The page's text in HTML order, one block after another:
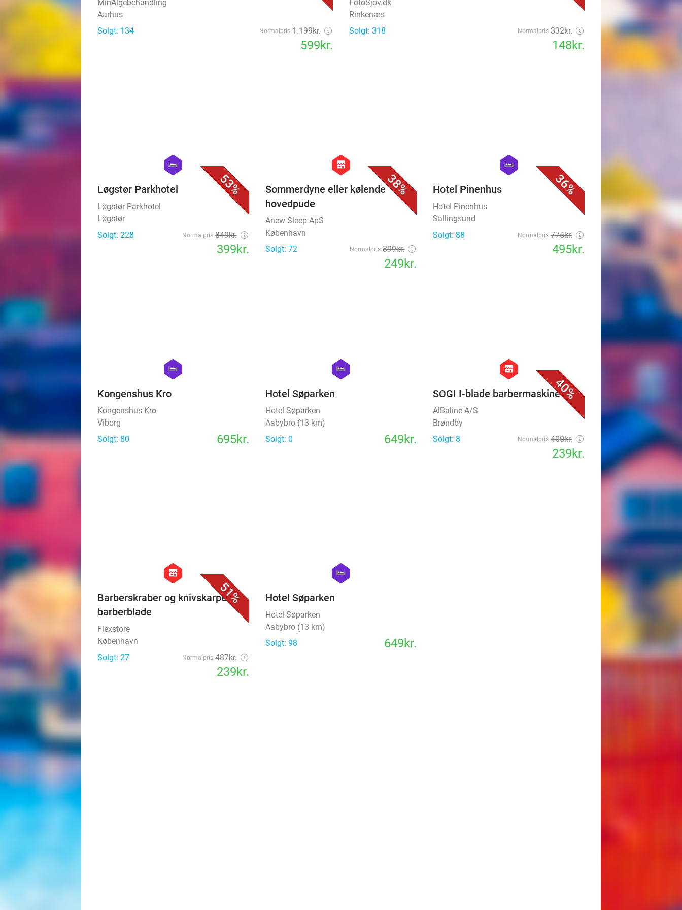
MinAlgebehandling
Aarhus
Solgt: 134
Normalpris 1.199kr.
599kr.
FotoSjov.dk
Rinkenæs
Solgt: 318
Normalpris 332kr.
148kr.
53%
hexagon
hotel
Løgstør Parkhotel
Løgstør Parkhotel
Løgstør
Solgt: 228
Normalpris 849kr.
399kr.
38%
hexagon
store
Sommerdyne eller kølende
hovedpude
Anew Sleep ApS
København
Solgt: 72
Normalpris 399kr.
249kr.
36%
hexagon
hotel
Hotel Pinenhus
Hotel Pinenhus
Sallingsund
Solgt: 88
Normalpris 775kr.
495kr.
hexagon
hotel
Kongenshus Kro
Kongenshus Kro
Viborg
Solgt: 80
695kr.
hexagon
hotel
Hotel Søparken
Hotel Søparken
Aabybro (13 km)
Solgt: 0
649kr.
40%
hexagon
store
SOGI I-blade barbermaskine
AlBaline A/S
Brøndby
Solgt: 8
Normalpris 400kr.
239kr.
51%
hexagon
store
Barberskraber og knivskarpe
barberblade
Flexstore
København
Solgt: 27
Normalpris 487kr.
239kr.
hexagon
hotel
Hotel Søparken
Hotel Søparken
Aabybro (13 km)
Solgt: 98
649kr.